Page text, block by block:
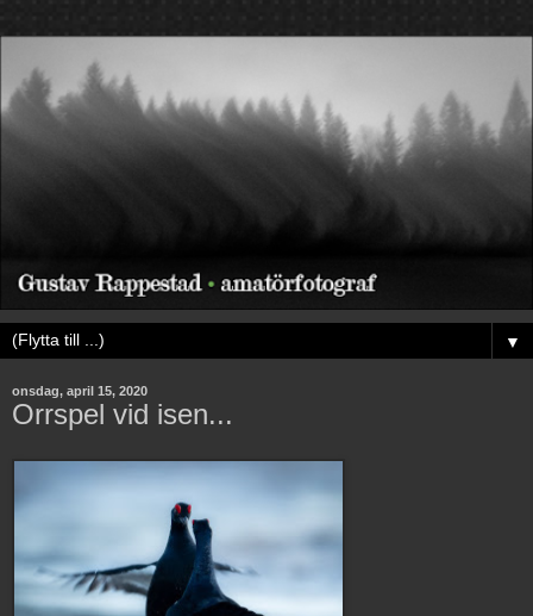
▼
onsdag, april 15, 2020
Orrspel vid isen...